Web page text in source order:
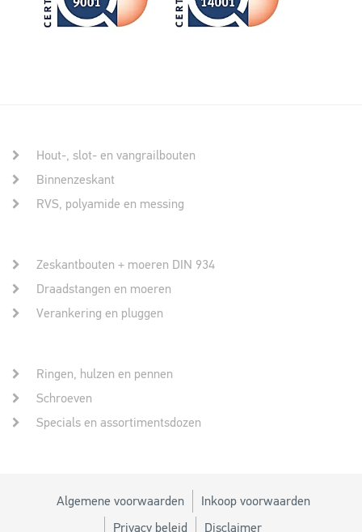
Hout-, slot- en vangrailbouten
Binnenzeskant
RVS, polyamide en messing
Zeskantbouten + moeren DIN 934
Draadstangen en moeren
Verankering en pluggen
Ringen, hulzen en pennen
Schroeven
Specials en assortimentsdozen
Algemene voorwaarden Inkoop voorwaarden
Privacy beleid Disclaimer